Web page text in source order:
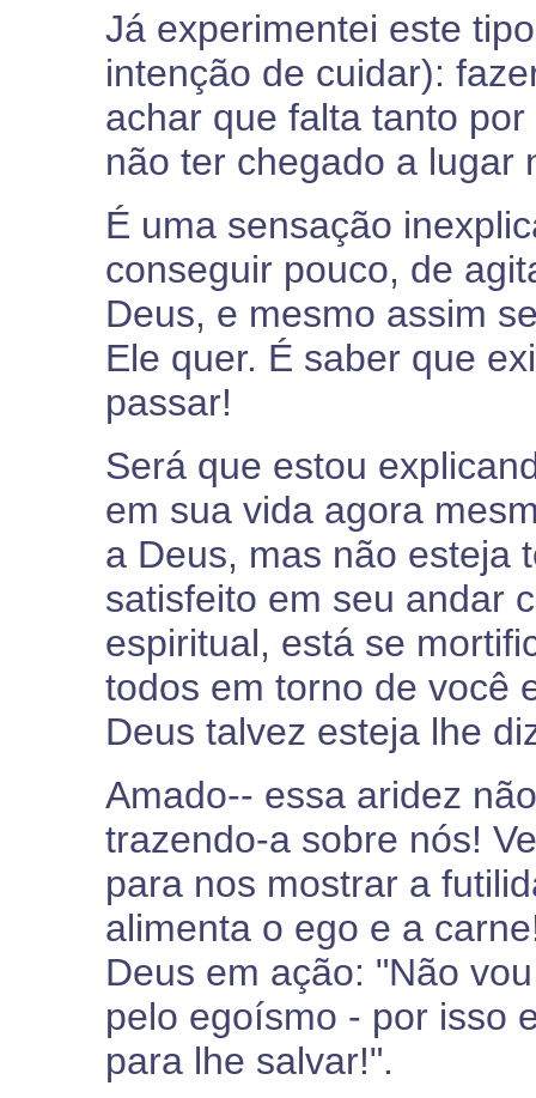
Já experimentei este
intenção de cuidar):
achar que falta tanto
não ter chegado a lugar
É uma sensação
conseguir pouco, de
Deus, e mesmo assim
Ele quer. É saber que
passar!
Será que estou
em sua vida agora
a Deus, mas não esteja
satisfeito em seu andar
espiritual, está se
todos em torno de você
Deus talvez esteja lhe
Amado-- essa aridez
trazendo-a sobre nós!
para nos mostrar a
alimenta o ego e a
Deus em ação: "Não
pelo egoísmo - por isso
para lhe salvar!".